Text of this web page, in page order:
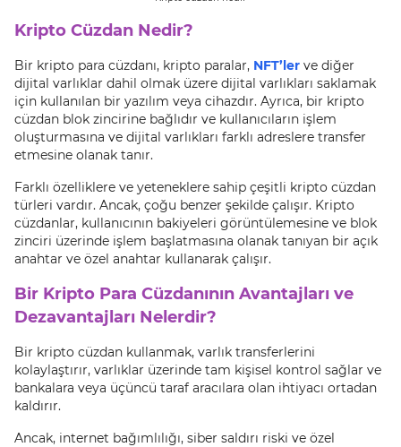
Kripto Cüzdan Nedir?
Bir kripto para cüzdanı, kripto paralar, NFT’ler ve diğer
dijital varlıklar dahil olmak üzere dijital varlıkları saklamak
için kullanılan bir yazılım veya cihazdır. Ayrıca, bir kripto
cüzdan blok zincirine bağlıdır ve kullanıcıların işlem
oluşturmasına ve dijital varlıkları farklı adreslere transfer
etmesine olanak tanır.
Farklı özelliklere ve yeteneklere sahip çeşitli kripto cüzdan
türleri vardır. Ancak, çoğu benzer şekilde çalışır. Kripto
cüzdanlar, kullanıcının bakiyeleri görüntülemesine ve blok
zinciri üzerinde işlem başlatmasına olanak tanıyan bir açık
anahtar ve özel anahtar kullanarak çalışır.
Bir Kripto Para Cüzdanının Avantajları ve
Dezavantajları Nelerdir?
Bir kripto cüzdan kullanmak, varlık transferlerini
kolaylaştırır, varlıklar üzerinde tam kişisel kontrol sağlar ve
bankalara veya üçüncü taraf aracılara olan ihtiyacı ortadan
kaldırır.
Ancak, internet bağımlılığı, siber saldırı riski ve özel